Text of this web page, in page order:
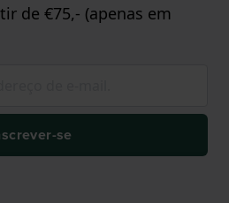
de €75,- (apenas em
se